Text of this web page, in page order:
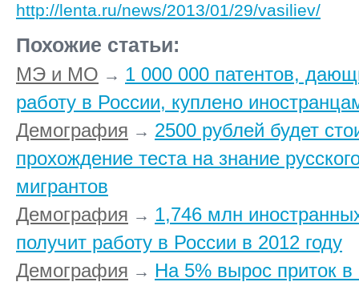
http://lenta.ru/news/2013/01/29/vasiliev/
Похожие статьи:
МЭ и МО → 1 000 000 патентов,
работу в России, куплено
Демография → 2500 рублей будет
прохождение теста на знание
мигрантов
Демография → 1,746 млн
получит работу в России в 2012 году
Демография → На 5% вырос приток в